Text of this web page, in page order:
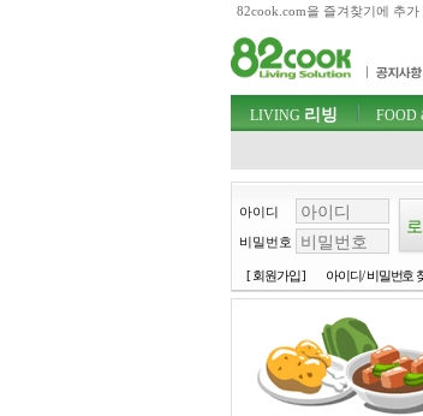
82cook.com을 즐겨찾기에 추가
주메뉴 바로가기
컨텐츠 바로가기
검색 바로가기
로그인 바로가기
주메뉴
LIVING 리빙 FOOD
아이디
비밀번호
[ 회원가입 ] 아이디/ 비밀번호